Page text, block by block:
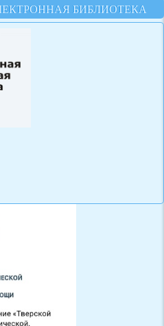
БИБЛИОТЕКА